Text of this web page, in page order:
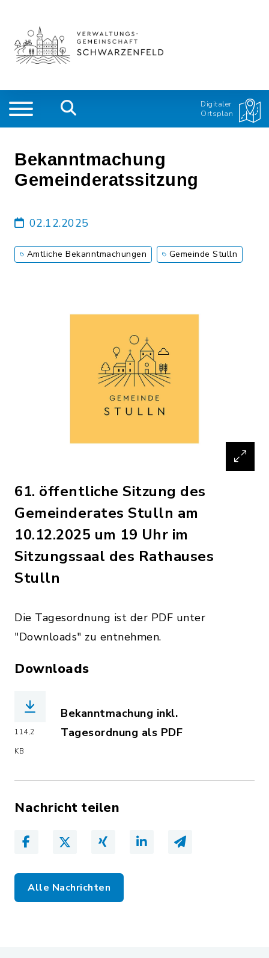
Digitaler
Ortsplan
Bekanntmachung
Gemeinderatssitzung
02.12.2025
Amtliche Bekanntmachungen Gemeinde Stulln
61. öffentliche Sitzung des
Gemeinderates Stulln am
10.12.2025 um 19 Uhr im
Sitzungssaal des Rathauses
Stulln
Die Tagesordnung ist der PDF unter
"Downloads" zu entnehmen.
Downloads
114,2
KB
Bekanntmachung inkl.
Tagesordnung als PDF
Nachricht teilen
Alle Nachrichten